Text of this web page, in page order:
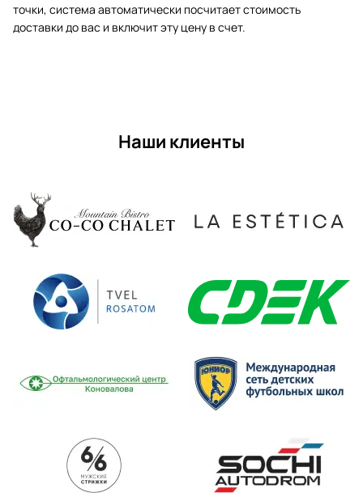
точки, система автоматически посчитает стоимость
доставки до вас и включит эту цену в счет.
Наши клиенты